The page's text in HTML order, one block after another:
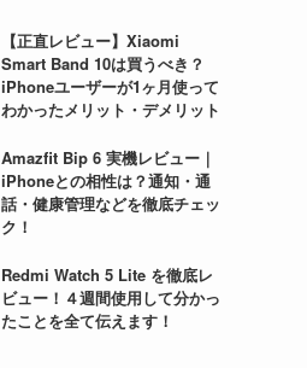
【正直レビュー】Xiaomi
Smart Band 10は買うべき？
iPhoneユーザーが1ヶ月使って
わかったメリット・デメリット
Amazfit Bip 6 実機レビュー｜
iPhoneとの相性は？通知・通
話・健康管理などを徹底チェッ
ク！
Redmi Watch 5 Lite を徹底レ
ビュー！４週間使用して分かっ
たことを全て伝えます！